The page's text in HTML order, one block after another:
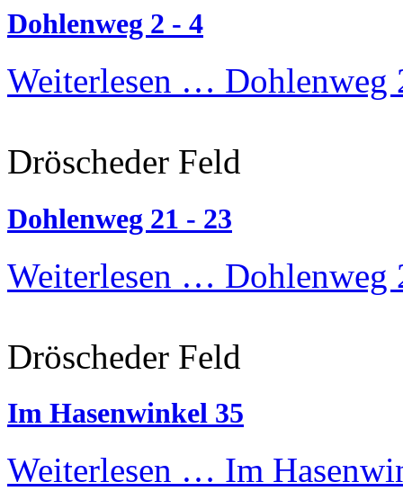
Dohlenweg 2 - 4
Weiterlesen … Dohlenweg
Dröscheder Feld
Dohlenweg 21 - 23
Weiterlesen … Dohlenweg
Dröscheder Feld
Im Hasenwinkel 35
Weiterlesen … Im